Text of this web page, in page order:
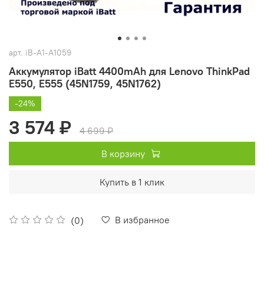
арт. iB-A1-A1059
Аккумулятор iBatt 4400mAh для Lenovo ThinkPad
E550, E555 (45N1759, 45N1762)
(0) В избранное
-24%
3 574 ₽
4 699 ₽
В корзину
Купить в 1 клик